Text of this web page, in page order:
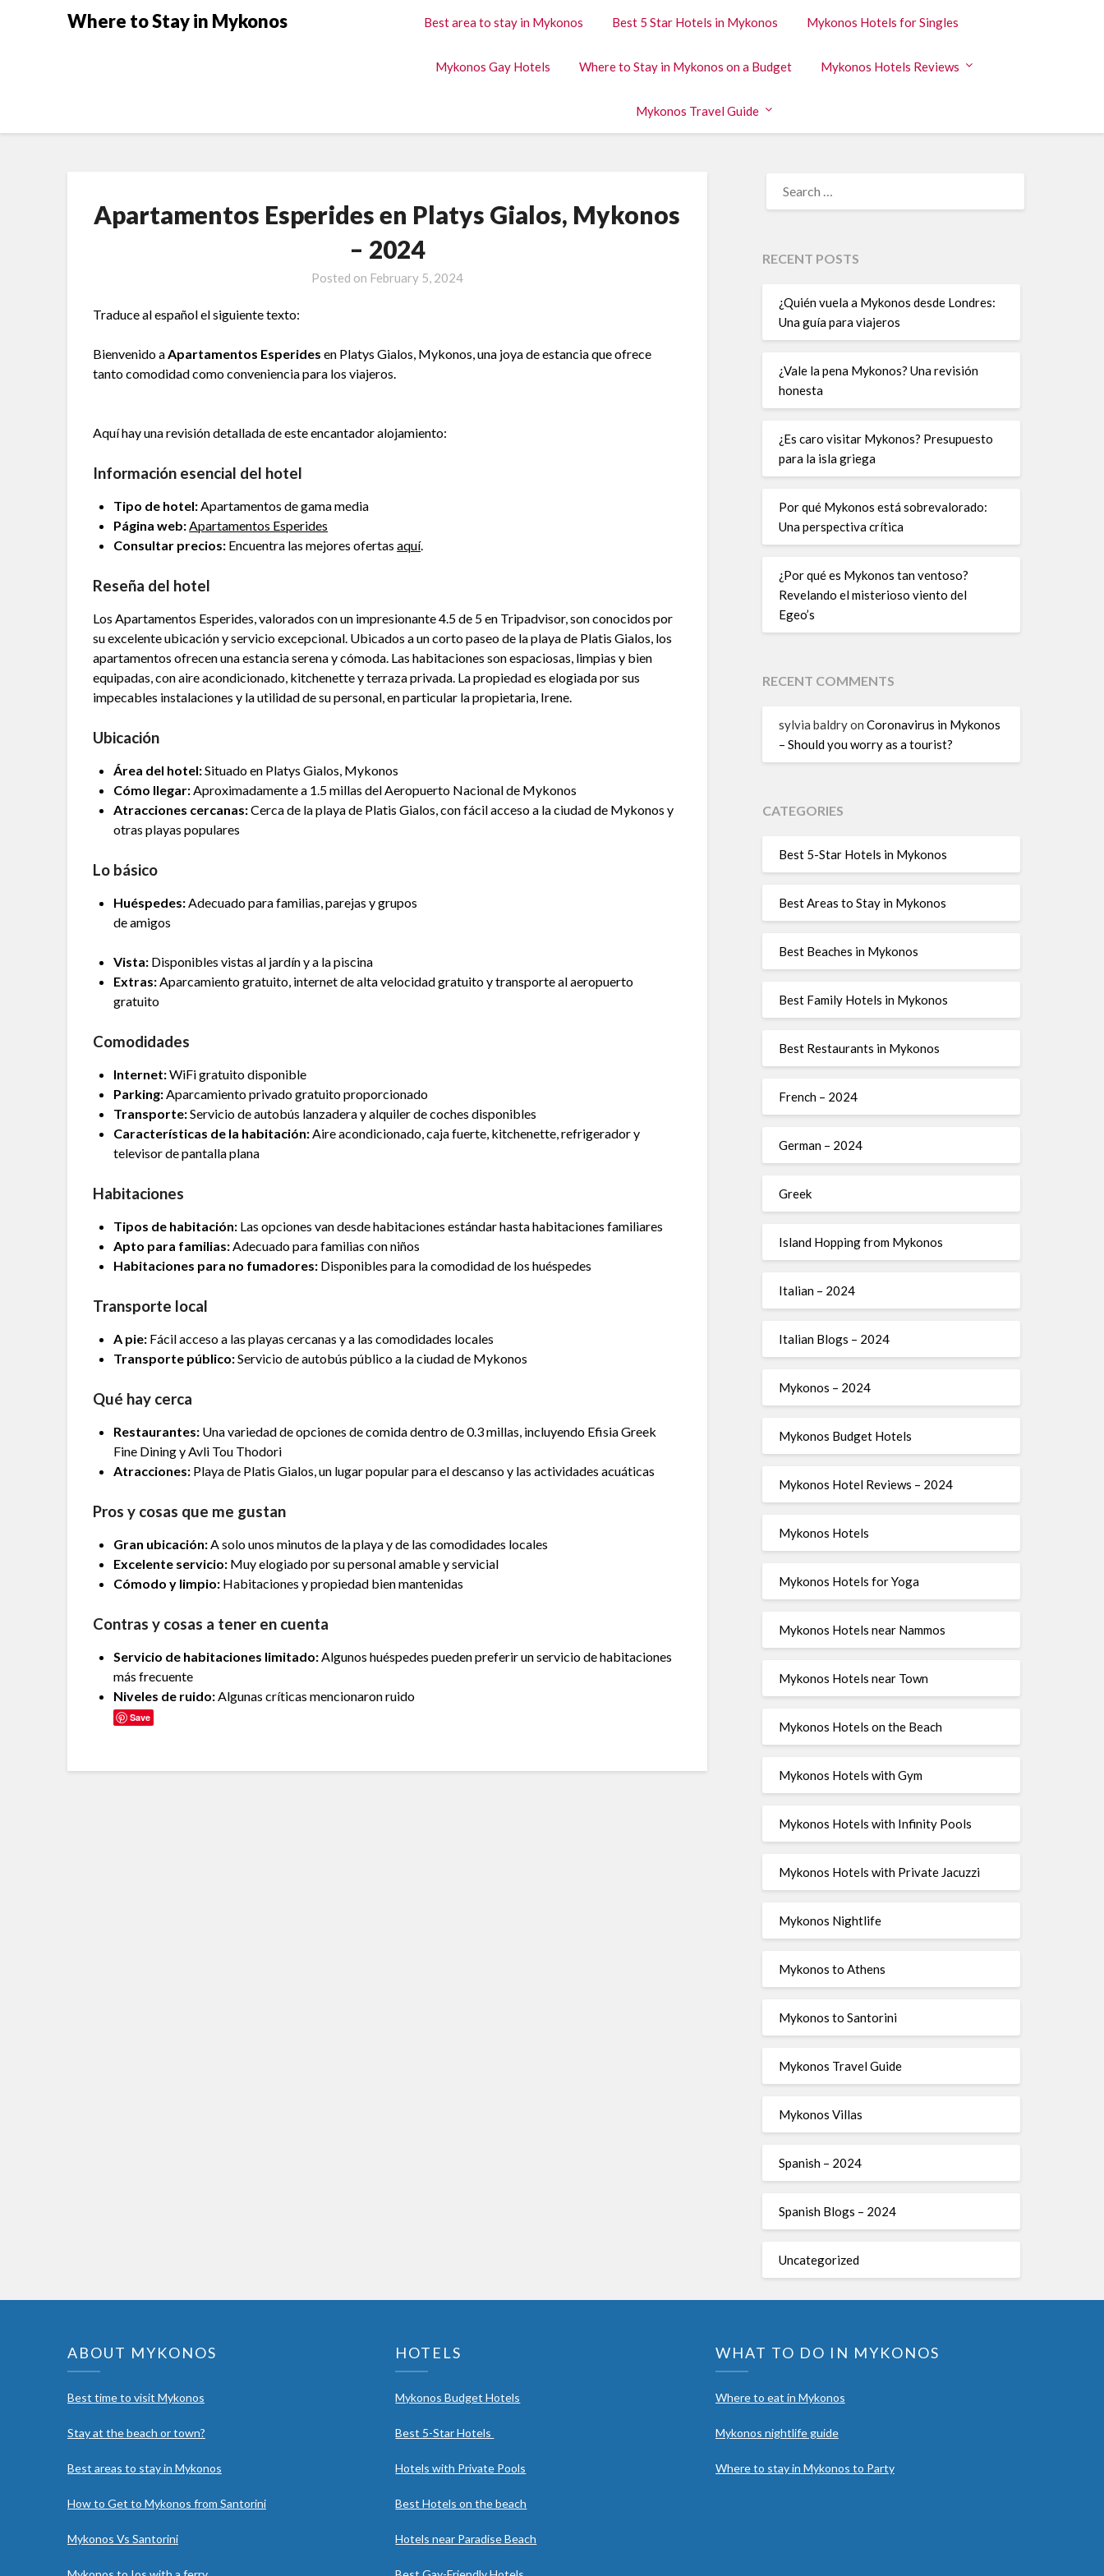
Where to Stay in Mykonos Best area to stay in Mykonos Best 5 Star Hotels in Mykonos Mykonos Hotels for Singles
Mykonos Gay Hotels Where to Stay in Mykonos on a Budget Mykonos Hotels Reviews
Mykonos Travel Guide
Apartamentos Esperides en Platys Gialos, Mykonos
– 2024
Posted on February 5, 2024
Traduce al español el siguiente texto:
Bienvenido aApartamentos Esperides en Platys Gialos, Mykonos, una joya de estancia que ofrece
tanto comodidad como conveniencia para los viajeros.
Aquí hay una revisión detallada de este encantador alojamiento:
Información esencial del hotel
Tipo de hotel:Apartamentos de gama media
Página web:Apartamentos Esperides
Consultar precios: Encuentra las mejores ofertasaquí.
Reseña del hotel
Los Apartamentos Esperides, valorados con un impresionante 4.5 de 5 en Tripadvisor, son conocidos por
su excelente ubicación y servicio excepcional. Ubicados a un corto paseo de la playa de Platis Gialos, los
apartamentos ofrecen una estancia serena y cómoda. Las habitaciones son espaciosas, limpias y bien
equipadas, con aire acondicionado, kitchenette y terraza privada. La propiedad es elogiada por sus
impecables instalaciones y la utilidad de su personal, en particular la propietaria, Irene.
Ubicación
Área del hotel:Situado en Platys Gialos, Mykonos
Cómo llegar:Aproximadamente a 1.5 millas del Aeropuerto Nacional de Mykonos
Atracciones cercanas:Cerca de la playa de Platis Gialos, con fácil acceso a la ciudad de Mykonos y
otras playas populares
Lo básico
Huéspedes:Adecuado para familias, parejas y grupos
de amigos
Vista: Disponibles vistas al jardín y a la piscina
Extras:Aparcamiento gratuito, internet de alta velocidad gratuito y transporte al aeropuerto
gratuito
Comodidades
Internet:WiFi gratuito disponible
Parking:Aparcamiento privado gratuito proporcionado
Transporte:Servicio de autobús lanzadera y alquiler de coches disponibles
Características de la habitación:Aire acondicionado, caja fuerte, kitchenette, refrigerador y
televisor de pantalla plana
Habitaciones
Tipos de habitación: Las opciones van desde habitaciones estándar hasta habitaciones familiares
Apto para familias:Adecuado para familias con niños
Habitaciones para no fumadores: Disponibles para la comodidad de los huéspedes
Transporte local
A pie: Fácil acceso a las playas cercanas y a las comodidades locales
Transporte público:Servicio de autobús público a la ciudad de Mykonos
Qué hay cerca
Restaurantes: Una variedad de opciones de comida dentro de 0.3 millas, incluyendo Efisia Greek
Fine Dining y Avli Tou Thodori
Atracciones: Playa de Platis Gialos, un lugar popular para el descanso y las actividades acuáticas
Pros y cosas que me gustan
Gran ubicación:A solo unos minutos de la playa y de las comodidades locales
Excelente servicio: Muy elogiado por su personal amable y servicial
Cómodo y limpio: Habitaciones y propiedad bien mantenidas
Contras y cosas a tener en cuenta
Servicio de habitaciones limitado:Algunos huéspedes pueden preferir un servicio de habitaciones
más frecuente
Niveles de ruido:Algunas críticas mencionaron ruido
Save
RECENT POSTS
¿Quién vuela a Mykonos desde Londres:
Una guía para viajeros
¿Vale la pena Mykonos? Una revisión
honesta
¿Es caro visitar Mykonos? Presupuesto
para la isla griega
Por qué Mykonos está sobrevalorado:
Una perspectiva crítica
¿Por qué es Mykonos tan ventoso?
Revelando el misterioso viento del
Egeo’s
RECENT COMMENTS
sylvia baldryon Coronavirus in Mykonos
– Should you worry as a tourist?
CATEGORIES
Best 5-Star Hotels in Mykonos
Best Areas to Stay in Mykonos
Best Beaches in Mykonos
Best Family Hotels in Mykonos
Best Restaurants in Mykonos
French – 2024
German – 2024
Greek
Island Hopping from Mykonos
Italian – 2024
Italian Blogs – 2024
Mykonos – 2024
Mykonos Budget Hotels
Mykonos Hotel Reviews – 2024
Mykonos Hotels
Mykonos Hotels for Yoga
Mykonos Hotels near Nammos
Mykonos Hotels near Town
Mykonos Hotels on the Beach
Mykonos Hotels with Gym
Mykonos Hotels with Infinity Pools
Mykonos Hotels with Private Jacuzzi
Mykonos Nightlife
Mykonos to Athens
Mykonos to Santorini
Mykonos Travel Guide
Mykonos Villas
Spanish – 2024
Spanish Blogs – 2024
Uncategorized
ABOUT MYKONOS
Best time to visit Mykonos
Stay at the beach or town?
Best areas to stay in Mykonos
How to Get to Mykonos from Santorini
Mykonos Vs Santorini
HOTELS
Mykonos Budget Hotels
Best 5-Star Hotels
Hotels with Private Pools
Best Hotels on the beach
Hotels near Paradise Beach
WHAT TO DO IN MYKONOS
Where to eat in Mykonos
Mykonos nightlife guide
Where to stay in Mykonos to Party